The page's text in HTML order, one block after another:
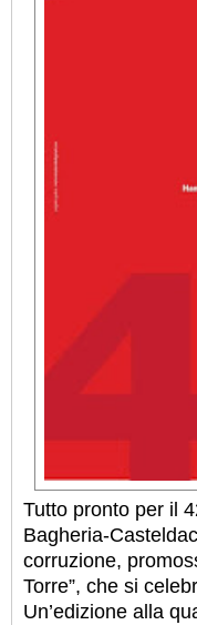
Tutto pronto per il
Bagheria-
corruzione,
Torre”, che si
Un’edizione alla